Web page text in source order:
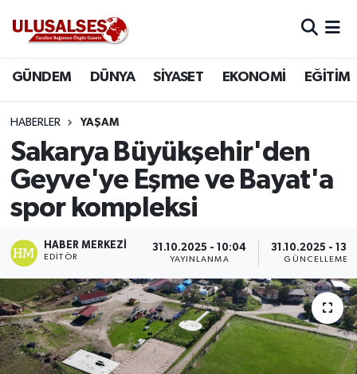
GÜNDEM DÜNYA SİYASET EKONOMİ EĞİTİM
HABERLER YAŞAM
Sakarya Büyükşehir'den
Geyve'ye Eşme ve Bayat'a
spor kompleksi
HABER MERKEZI
EDITÖR
31.10.2025 - 10:04
YAYINLANMA
31.10.2025 -
GÜNCELLEME
DÜNYA
SİYASET
EKONOMİ
SAĞLIK
MAGAZİN
SPOR
Trafik Durumu
Süper Lig Puan Durumu ve Fikstür
Tüm Manşetler
Son Dakika Haberleri
Haber Arşivi